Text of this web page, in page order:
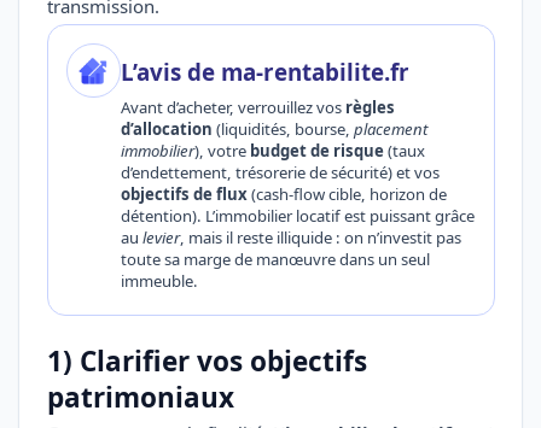
transmission.
L’avis de ma-rentabilite.fr
Avant d’acheter, verrouillez vos règles
d’allocation (liquidités, bourse, placement
immobilier), votre budget de risque(taux
d’endettement, trésorerie de sécurité) et vos
objectifs de flux(cash-flow cible, horizon de
détention). L’immobilier locatif est puissant grâce
au levier, mais il reste illiquide : on n’investit pas
toute sa marge de manœuvre dans un seul
immeuble.
1) Clarifier vos objectifs
patrimoniaux